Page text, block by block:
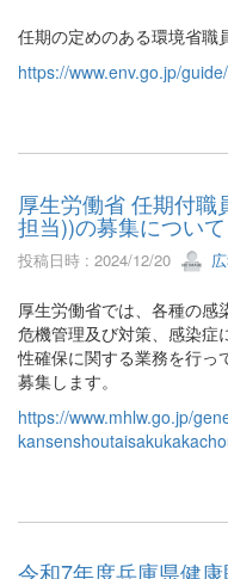
任期の定めのある環境省職
https://www.env.go.jp/
厚生労働省 任期付
担当))の募集について
投稿日時 : 2024/12/20
厚生労働省では、各種の感
危機管理及び対策、感染症
性確保に関する業務を行っ
募集します。
https://www.mhlw.go.jp/
令和7年度兵庫県健